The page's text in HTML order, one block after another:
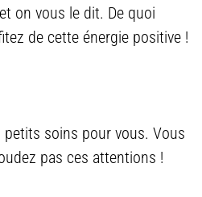
on vous le dit. De quoi
de cette énergie positive !
soins pour vous. Vous
pas ces attentions !